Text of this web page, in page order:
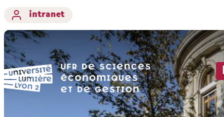
intranet